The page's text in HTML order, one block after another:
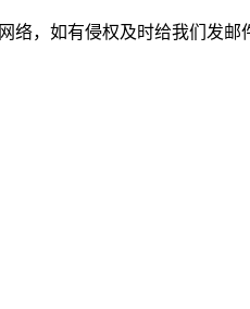
络，如有侵权及时给我们发邮